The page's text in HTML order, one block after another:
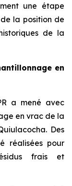
une étape
la position de
de la
en
a mené avec
en vrac de la
Des
réalisées pour
frais et